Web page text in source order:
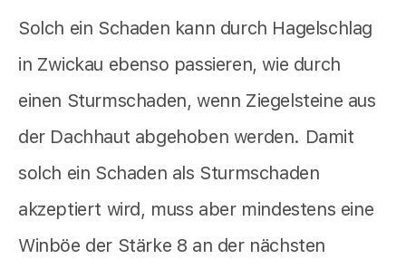
Solch ein Schaden kann durch Hagelschlag
in Zwickau ebenso passieren, wie durch
einen Sturmschaden, wenn Ziegelsteine aus
der Dachhaut abgehoben werden. Damit
solch ein Schaden als Sturmschaden
akzeptiert wird, muss aber mindestens eine
Winböe der Stärke 8 an der nächsten